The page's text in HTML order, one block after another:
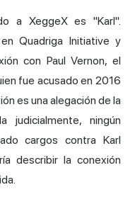
a XeggeX es "Karl".
Quadriga Initiative y
con Paul Vernon, el
fue acusado en 2016
es una alegación de la
judicialmente, ningún
cargos contra Karl
describir la conexión